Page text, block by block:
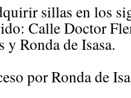
sillas en los
Calle Doctor
y Ronda de Isasa.
por Ronda de